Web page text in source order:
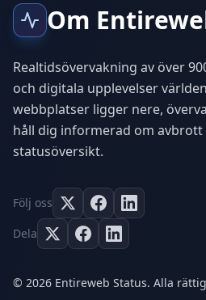
Om
Realtidsövervakning av över
och digitala upplevelser
webbplatser ligger nere,
håll dig informerad om
statusöversikt.
Följ oss
Dela
© 2026 Entireweb Status. Alla